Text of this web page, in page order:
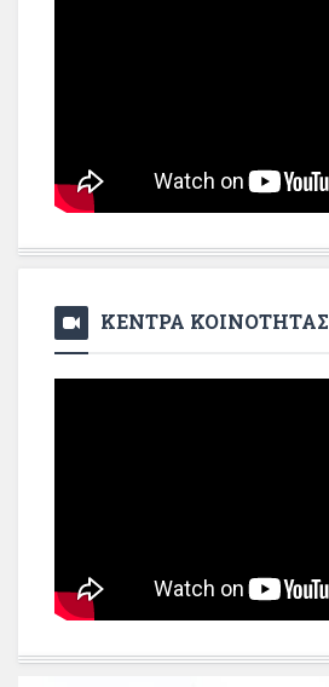
ΚΕΝΤΡΑ ΚΟΙΝΟΤΗΤΑΣ